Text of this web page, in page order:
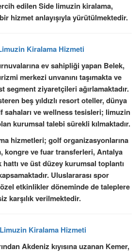
edilen Side limuzin kiralama,
hizmet anlayışıyla yürütülmektedir.
Kiralama Hizmeti
ev sahipliği yapan Belek,
merkezi unvanını taşımakta ve
segment ziyaretçileri ağırlamaktadır.
beş yıldızlı resort oteller, dünya
sahaları ve wellness tesisleri; limuzin
kurumsal talebi sürekli kılmaktadır.
hizmetleri; golf organizasyonlarına
kongre ve fuar transferleri, Antalya
hattı ve üst düzey kurumsal toplantı
Uluslararası spor
etkinlikler döneminde de taleplere
karşılık verilmektedir.
Kiralama Hizmeti
Akdeniz kıyısına uzanan Kemer,